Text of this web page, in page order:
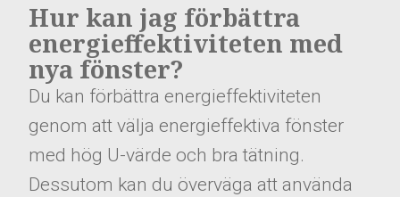
Hur kan jag förbättra
energieffektiviteten med
nya fönster?
Du kan förbättra energieffektiviteten
genom att välja energieffektiva fönster
med hög U-värde och bra tätning.
Dessutom kan du överväga att använda